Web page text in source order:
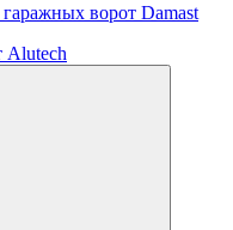
ворот Damast
Alutech